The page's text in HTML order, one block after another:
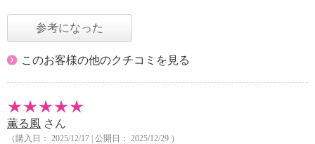
参考になった
このお客様の他のクチコミを見る
薫る風 さん
（購入日： 2025/12/17 | 公開日： 2025/12/29 ）